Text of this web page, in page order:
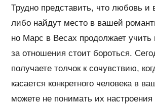
Трудно представить, что любовь и
либо найдут место в вашей
но Марс в Весах продолжает учить
за отношения стоит бороться.
получаете толчок к сочувствию,
касается конкретного человека в
можете не понимать их